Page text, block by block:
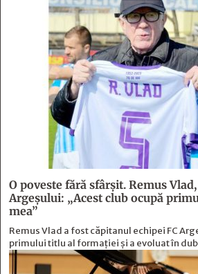
O poveste fără sfârşit. Remus
Argeşului: „Acest club ocupă
mea”
Remus Vlad a fost căpitanul echipei FC
primului titlu al formației și a evoluat în